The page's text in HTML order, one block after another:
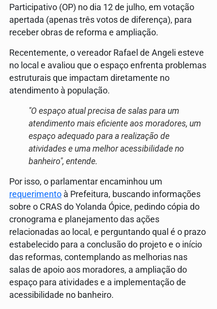
Participativo (OP) no dia 12 de julho, em votação
apertada (apenas três votos de diferença), para
receber obras de reforma e ampliação.
Recentemente, o vereador Rafael de Angeli esteve
no local e avaliou que o espaço enfrenta problemas
estruturais que impactam diretamente no
atendimento à população.
"O espaço atual precisa de salas para um
atendimento mais eficiente aos moradores, um
espaço adequado para a realização de
atividades e uma melhor acessibilidade no
banheiro", entende.
Por isso, o parlamentar encaminhou um
requerimento à Prefeitura, buscando informações
sobre o CRAS do Yolanda Ópice, pedindo cópia do
cronograma e planejamento das ações
relacionadas ao local, e perguntando qual é o prazo
estabelecido para a conclusão do projeto e o início
das reformas, contemplando as melhorias nas
salas de apoio aos moradores, a ampliação do
espaço para atividades e a implementação de
acessibilidade no banheiro.